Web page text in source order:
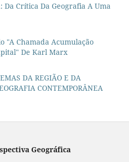
Da Crítica Da Geografia A Uma
"A Chamada Acumulação
De Karl Marx
DA REGIÃO E DA
CONTEMPORÂNEA
Geográfica